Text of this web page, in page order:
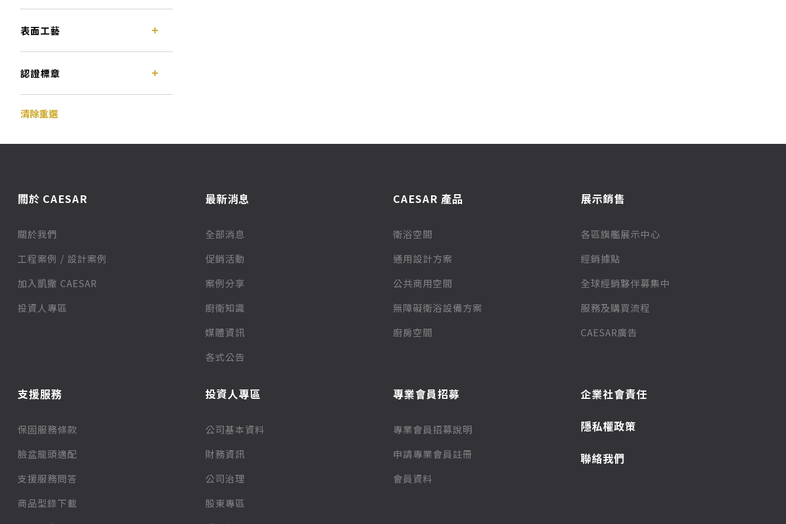
表面工藝
認證標章
清除重選
關於 CAESAR
關於我們
⼯程案例 / 設計案例
加入凱撒 CAESAR
投資人專區
最新消息
全部消息
促銷活動
案例分享
廚衛知識
媒體資訊
各式公告
CAESAR 產品
衛浴空間
通用設計方案
公共商用空間
無障礙衛浴設備方案
廚房空間
展示銷售
各區旗艦展示中心
經銷據點
全球經銷夥伴募集中
服務及購買流程
CAESAR廣告
支援服務
保固服務條款
臉盆龍頭適配
支援服務問答
商品型錄下載
投資人專區
公司基本資料
財務資訊
公司治理
股東專區
專業會員招募
專業會員招募說明
申請專業會員註冊
會員資料
企業社會責任
隱私權政策
聯絡我們